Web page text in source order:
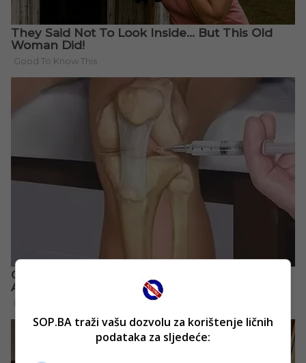
SOP.BA traži vašu dozvolu za korištenje ličnih
podataka za sljedeće: